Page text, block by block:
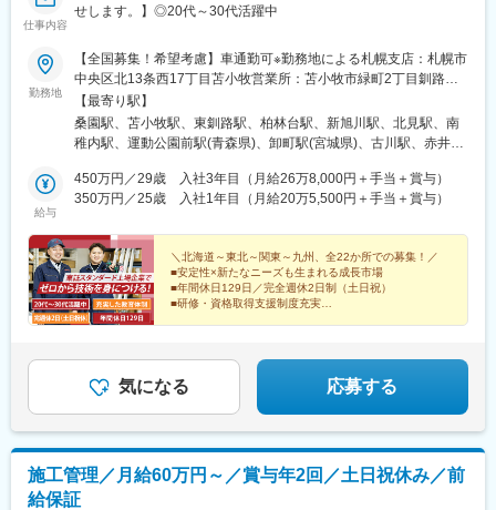
仕事内容
せします。】◎20代～30代活躍中
勤務地
【全国募集！希望考慮】車通勤可※勤務地による札幌支店：札幌市
中央区北13条西17丁目苫小牧営業所：苫小牧市緑町2丁目釧路支
店：釧路市古川町帯広営業所：帯広市白樺16条西20丁目旭川支
店：旭川市東4条10丁目北見営業所：北見市高栄東町1丁目稚内サ
ービスステーション：稚内市栄5丁目弘前サービスステーション：
所：大崎市古川旭1丁目いわき営業所：いわき市好間町中好間釜石
サービスステーション：釜石市定内町2丁目北上営業所：北上市鬼
墨田区吾妻橋1丁目東京西北サービスステーション：豊島区要町3
丁目国立営業所：国立市富士見台3丁目宇都宮支店：宇都宮市滝の
原1丁目横浜支店：横浜市都筑区富士見が丘相模原営業所：相模原
市南区当麻埼玉支店：さいたま市桜区栄和1丁目福岡支店：大野城
市仲畑2丁目
【最寄り駅】
桑園駅、苫小牧駅、東釧路駅、柏林台駅、新旭川駅、北見駅、南
稚内駅、運動公園前駅(青森県)、卸町駅(宮城県)、古川駅、赤井
都宮駅、都筑ふれあいの丘駅、原当麻駅、南与野駅、雑餉隈駅、
薬師堂駅(宮城県)、本所吾妻橋駅
給与
450万円／29歳 入社3年目（月給26万8,000円＋手当＋賞与）
350万円／25歳 入社1年目（月給20万5,500円＋手当＋賞与）
＼北海道～東北～関東～九州、全22か所での募集！／
■安定性×新たなニーズも生まれる成長市場
■年間休日129日／完全週休2日制（土日祝）
■研修・資格取得支援制度充実
気になる 応募する
施工管理／月給60万円～／賞与年2回／土日祝休み／前
給保証